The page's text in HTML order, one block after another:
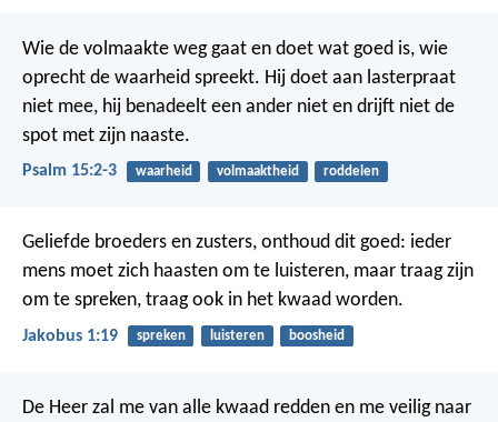
Wie de volmaakte weg gaat en doet wat goed is, wie
oprecht de waarheid spreekt. Hij doet aan lasterpraat
niet mee, hij benadeelt een ander niet en drijft niet de
spot met zijn naaste.
Psalm 15:2-3 waarheid volmaaktheid roddelen
Geliefde broeders en zusters, onthoud dit goed: ieder
mens moet zich haasten om te luisteren, maar traag zijn
om te spreken, traag ook in het kwaad worden.
Jakobus 1:19 spreken luisteren boosheid
De Heer zal me van alle kwaad redden en me veilig naar